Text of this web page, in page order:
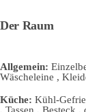
Der Raum
Allgemein:
Wäscheleine ,
Küche: Kühl-